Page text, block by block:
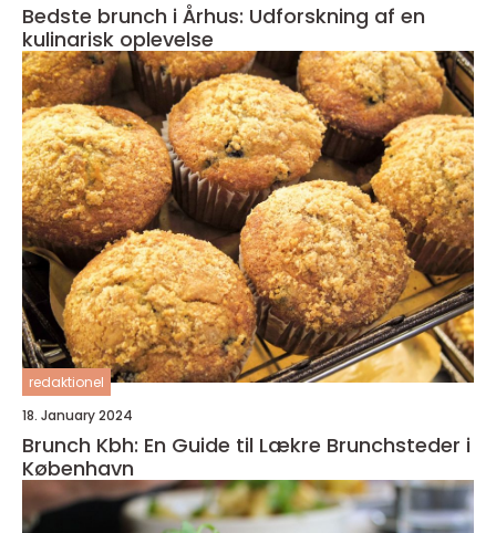
Bedste brunch i Århus: Udforskning af en
kulinarisk oplevelse
redaktionel
18. January 2024
Brunch Kbh: En Guide til Lækre Brunchsteder i
København